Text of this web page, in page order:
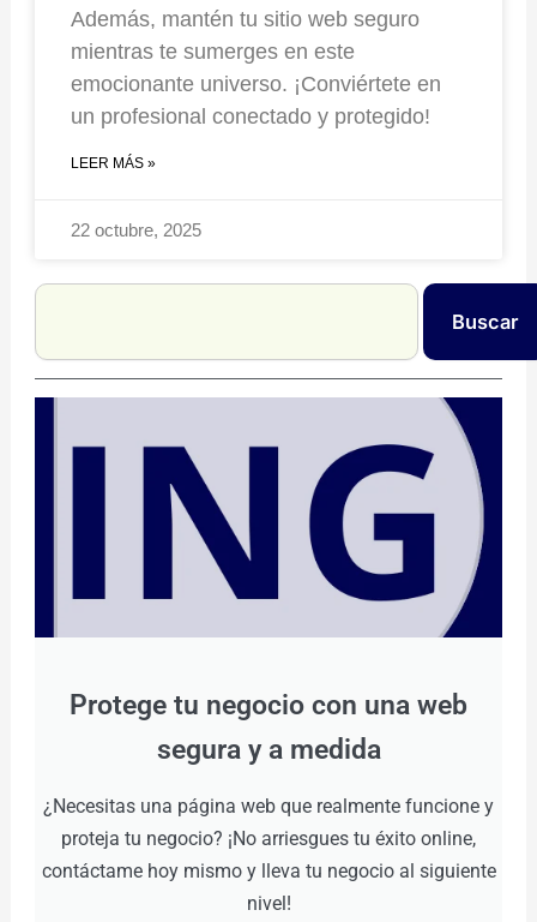
Además, mantén tu sitio web seguro
mientras te sumerges en este
emocionante universo. ¡Conviértete en
un profesional conectado y protegido!
LEER MÁS »
22 octubre, 2025
Search
Buscar
Protege tu negocio con una web
segura y a medida
¿Necesitas una página web que realmente funcione y
proteja tu negocio? ¡No arriesgues tu éxito online,
contáctame hoy mismo y lleva tu negocio al siguiente
nivel!